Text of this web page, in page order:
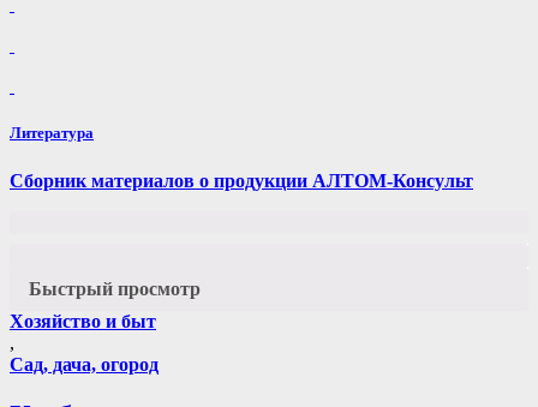
Литература
Сборник материалов о продукции АЛТОМ-Консульт
Быстрый просмотр
Хозяйство и быт
,
Сад, дача, огород